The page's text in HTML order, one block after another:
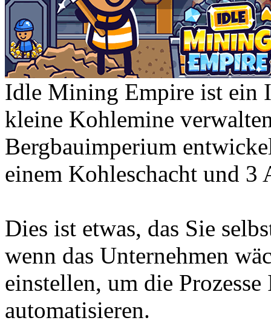
Idle Mining Empire ist ein
kleine Kohlemine
Bergbauimperium
einem Kohleschacht und 3
Dies ist etwas, das Sie
wenn das Unternehmen
einstellen, um die
automatisieren.